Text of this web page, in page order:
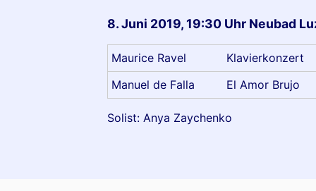
8. Juni 2019, 19:30 Uhr Neubad
Maurice Ravel
Klavierkonzert
Manuel de Falla
El Amor Brujo
Solist: Anya Zaychenko